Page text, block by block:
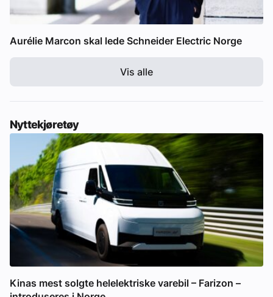
Aurélie Marcon skal lede Schneider Electric Norge
Vis alle
Nyttekjøretøy
Kinas mest solgte helelektriske varebil – Farizon –